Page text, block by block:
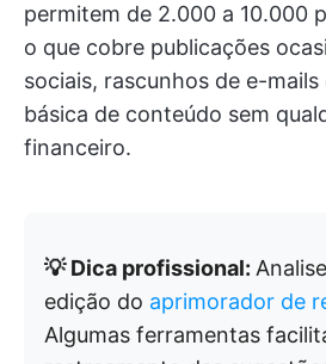
permitem de 2.000 a 10.000
o que cobre publicações
sociais, rascunhos de e-
básica de conteúdo sem
financeiro.
💡 Dica profissional:
edição do aprimorador de
Algumas ferramentas